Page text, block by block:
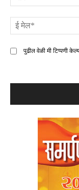
पुढील वेळी मी टिप्पणी